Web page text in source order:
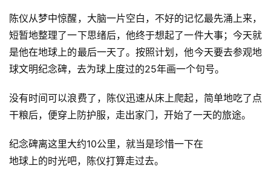
陈仪从梦中惊醒，大脑一片空白，不好的记忆最先涌上来，
短暂地整理了一下思绪后，他终于想起了一件大事；今天就
是他在地球上的最后一天了。按照计划，他今天要去参观地
球文明纪念碑，去为球上度过的25年画一个句号。
没有时间可以浪费了，陈仪迅速从床上爬起，简单地吃了点
干粮后，便穿上防护服，走出家门，开始了一天的旅途。
纪念碑离这里大约10公里，就当是珍惜一下在
地球上的时光吧，陈仪打算走过去。